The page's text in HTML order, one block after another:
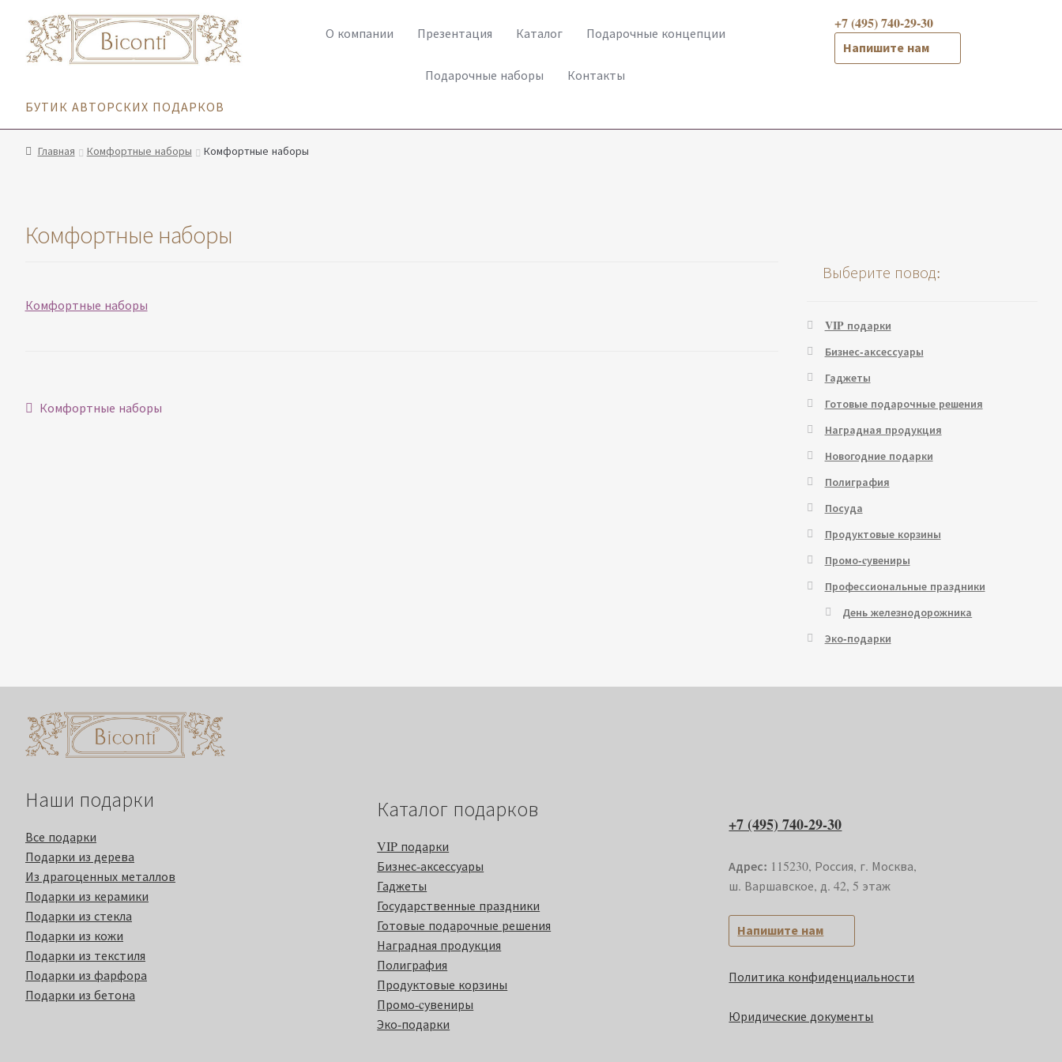
Перейти
к
навигации
Перейти
к
содержимому
О компании Презентация Каталог Подарочные концепции
Подарочные наборы Контакты
+7 (495) 740-29-30
Напишите нам
БУТИК АВТОРСКИХ ПОДАРКОВ
Главная Комфортные наборы Комфортные наборы
Комфортные наборы
Комфортные наборы
Навигация
Предыдущий:
Комфортные наборы
Выберите повод:
VIP подарки
Бизнес-аксессуары
Гаджеты
Готовые подарочные решения
Наградная продукция
Новогодние подарки
Полиграфия
Посуда
Продуктовые корзины
Промо-cувениры
Профессиональные праздники
День железнодорожника
Эко-подарки
Наши подарки
Все подарки
Подарки из дерева
Из драгоценных металлов
Подарки из керамики
Подарки из стекла
Подарки из кожи
Подарки из текстиля
Подарки из фарфора
Подарки из бетона
Каталог подарков
VIP подарки
Бизнес-аксессуары
Гаджеты
Государственные праздники
Готовые подарочные решения
Наградная продукция
Полиграфия
Продуктовые корзины
Промо-cувениры
Эко-подарки
+7 (495) 740-29-30
Адрес: 115230, Россия, г. Москва,
ш. Варшавское, д. 42, 5 этаж
Напишите нам
Политика конфиденциальности
Юридические документы